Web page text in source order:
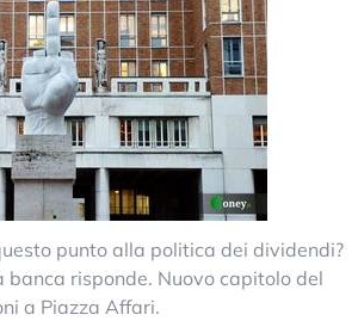
punto alla politica dei dividendi?
banca risponde. Nuovo capitolo del
a Piazza Affari.